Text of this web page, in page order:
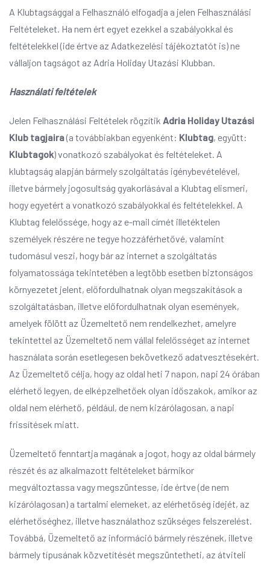
A Klubtagsággal a Felhasználó elfogadja a jelen Felhasználási
Feltételeket. Ha nem ért egyet ezekkel a szabályokkal és
feltételekkel (ide értve az Adatkezelési tájékoztatót is) ne
vállaljon tagságot az Adria Holiday Utazási Klubban.
Használati feltételek
Jelen Felhasználási Feltételek rögzítik Adria Holiday Utazási
Klub tagjaira(a továbbiakban egyenként: Klubtag, együtt:
Klubtagok) vonatkozó szabályokat és feltételeket. A
klubtagság alapján bármely szolgáltatás igénybevételével,
illetve bármely jogosultság gyakorlásával a Klubtag elismeri,
hogy egyetért a vonatkozó szabályokkal és feltételekkel. A
Klubtag felelőssége, hogy az e-mail címét illetéktelen
személyek részére ne tegye hozzáférhetővé, valamint
tudomásul veszi, hogy bár az internet a szolgáltatás
folyamatossága tekintetében a legtöbb esetben biztonságos
környezetet jelent, előfordulhatnak olyan megszakítások a
szolgáltatásban, illetve előfordulhatnak olyan események,
amelyek fölött az Üzemeltető nem rendelkezhet, amelyre
tekintettel az Üzemeltető nem vállal felelősséget az internet
használata során esetlegesen bekövetkező adatvesztésekért.
Az Üzemeltető célja, hogy az oldal heti 7 napon, napi 24 órában
elérhető legyen, de elképzelhetőek olyan időszakok, amikor az
oldal nem elérhető, például, de nem kizárólagosan, a napi
frissítések miatt.
Üzemeltető fenntartja magának a jogot, hogy az oldal bármely
részét és az alkalmazott feltételeket bármikor
megváltoztassa vagy megszüntesse, ide értve (de nem
kizárólagosan) a tartalmi elemeket, az elérhetőség idejét, az
elérhetőséghez, illetve használathoz szükséges felszerelést.
Továbbá, Üzemeltető az információ bármely részének, illetve
bármely típusának közvetítését megszüntetheti, az átviteli